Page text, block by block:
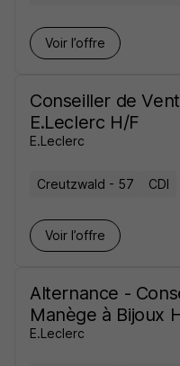
Voir l’offre
Conseiller de
E.Leclerc H/F
E.Leclerc
Creutzwald - 57 CDI
Voir l’offre
Alternance -
Manège à Bijoux
E.Leclerc